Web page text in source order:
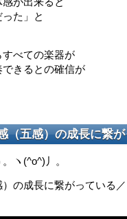
た」と
べての楽器が
きるとの確信が
五感）の成長に繋
ヽ(^o^)丿。
の成長に繋がっている